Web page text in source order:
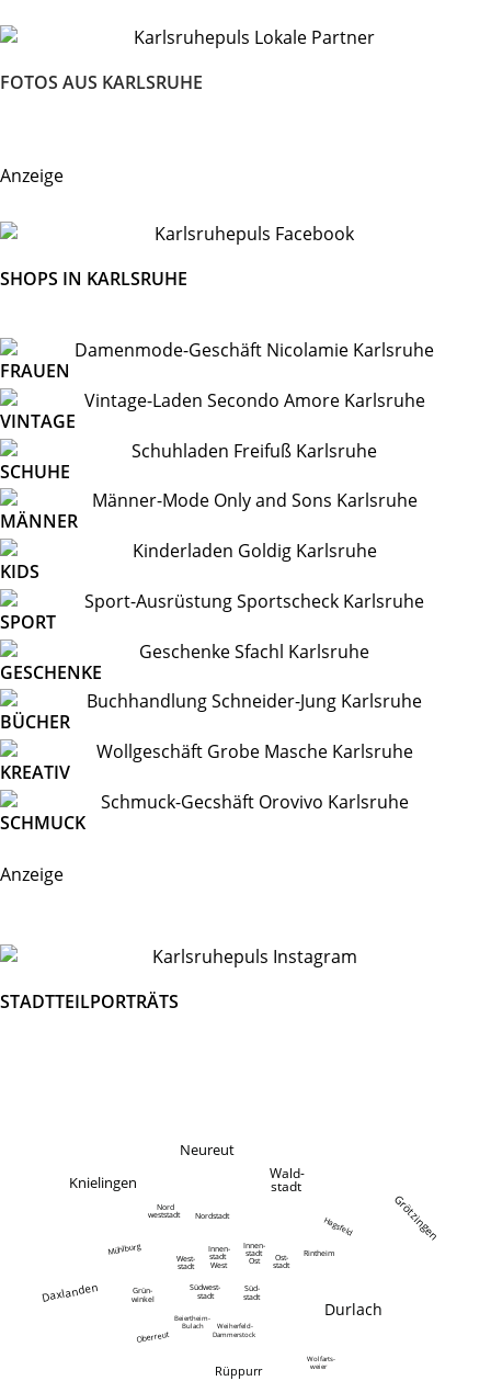
FOTOS AUS KARLSRUHE
Anzeige
SHOPS IN KARLSRUHE
FRAUEN
VINTAGE
SCHUHE
MÄNNER
KIDS
SPORT
GESCHENKE
BÜCHER
KREATIV
SCHMUCK
Anzeige
STADTTEILPORTRÄTS
Neureut
Wald-
stadt
Hagsfeld Grötzingen
Durlach
Wolfarts-
weier
Beiertheim-
Bulach
Weiherfeld-
Dammerstock
Rüppurr
Oberreut
Grün-
winkel
Daxlanden
Mühlburg
Nord
weststadt Nordstadt
West-
stadt
Südwest-
stadt
Süd-
stadt
Ost-
stadt
Innen-
stadt
Ost
Innen-
stadt
West
Rintheim
Knielingen